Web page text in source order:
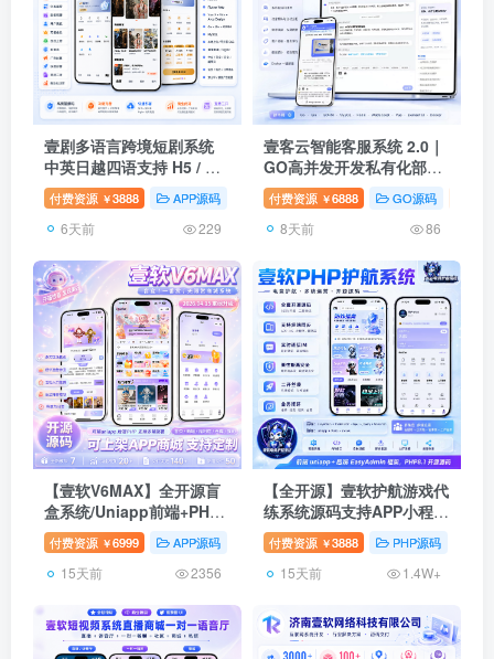
壹剧多语言跨境短剧系统
中英日越四语支持 H5 / 小
程序 / APP 三端商用源码
支持上架Flutter+Go
付费资源 ￥3888 APP源码 GO源码 壹软互站
6天前 229
壹客云智能客服系统 2.0｜
GO高并发开发私有化部署
｜AI知识库｜多渠道客服｜
自研全量源码交付
付费资源 ￥6888 GO源码
8天前 86
【壹软V6MAX】全开源盲
盒系统/Uniapp前端+PHP
后端/一番赏+爬塔+排名榜
+无限赏
付费资源 ￥6999 APP源码 PHP源码 国内盲盒
15天前 2356
【全开源】壹软护航游戏代
练系统源码支持APP小程序
h5三角州电竞护航游戏代
练，新一代陪玩护航系统源
码 | ThinkPHP8.1 +
Uniapp多端
付费资源 ￥3888 PHP源码
15天前 1.4W+